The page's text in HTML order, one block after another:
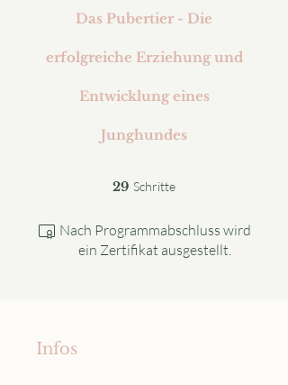
Das Pubertier - Die
erfolgreiche Erziehung und
Entwicklung eines
Junghundes
29 Schritte
Nach Programmabschluss wird
ein Zertifikat ausgestellt.
Infos